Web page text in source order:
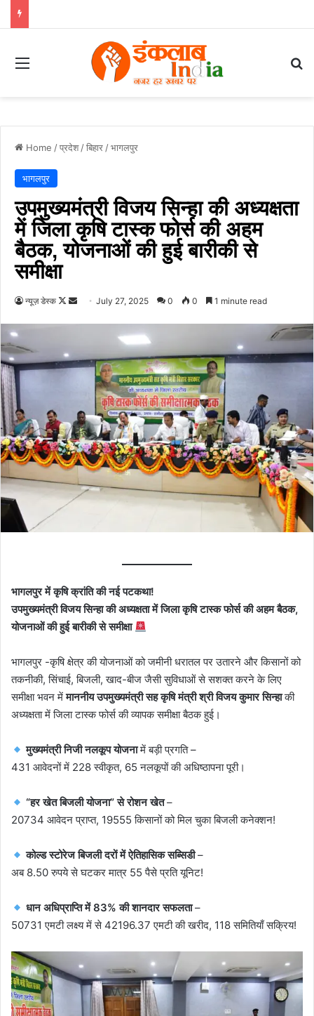
Menu
Home /प्रदेश /बिहार /भागलपुर
भागलपुर
उपमुख्यमंत्री विजय सिन्हा की अध्यक्षता
में जिला कृषि टास्क फोर्स की अहम
बैठक, योजनाओं की हुई बारीकी से
समीक्षा
न्यूज़ डेस्क
Follow
Send July 27, 2025 0 0 1 minute read
भागलपुर में कृषि क्रांति की नई पटकथा!
उपमुख्यमंत्री विजय सिन्हा की अध्यक्षता में जिला कृषि टास्क फोर्स की अहम बैठक,
योजनाओं की हुई बारीकी से समीक्षा
भागलपुर -कृषि क्षेत्र की योजनाओं को जमीनी धरातल पर उतारने और किसानों को
तकनीकी, सिंचाई, बिजली, खाद-बीज जैसी सुविधाओं से सशक्त करने के लिए
समीक्षा भवन मेंमाननीय उपमुख्यमंत्री सह कृषि मंत्री श्री विजय कुमार सिन्हाकी
अध्यक्षता में जिला टास्क फोर्स की व्यापक समीक्षा बैठक हुई।
मुख्यमंत्री निजी नलकूप योजनामें बड़ी प्रगति –
431 आवेदनों में 228 स्वीकृत, 65 नलकूपों की अधिष्ठापना पूरी।
“हर खेत बिजली योजना” से रोशन खेत–
20734 आवेदन प्राप्त, 19555 किसानों को मिल चुका बिजली कनेक्शन!
कोल्ड स्टोरेज बिजली दरों में ऐतिहासिक सब्सिडी–
अब 8.50 रुपये से घटकर मात्र 55 पैसे प्रति यूनिट!
धान अधिप्राप्ति में 83% की शानदार सफलता–
50731 एमटी लक्ष्य में से 42196.37 एमटी की खरीद, 118 समितियाँ सक्रिय!